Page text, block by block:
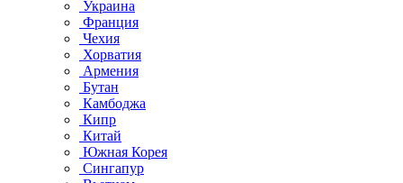
Украина
Франция
Чехия
Хорватия
Армения
Бутан
Камбоджа
Кипр
Китай
Южная Корея
Сингапур